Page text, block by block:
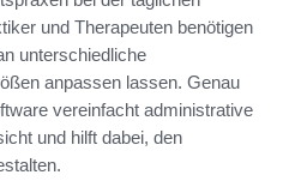
und Therapeuten benötigen
unterschiedliche
anpassen lassen. Genau
vereinfacht administrative
und hilft dabei, den